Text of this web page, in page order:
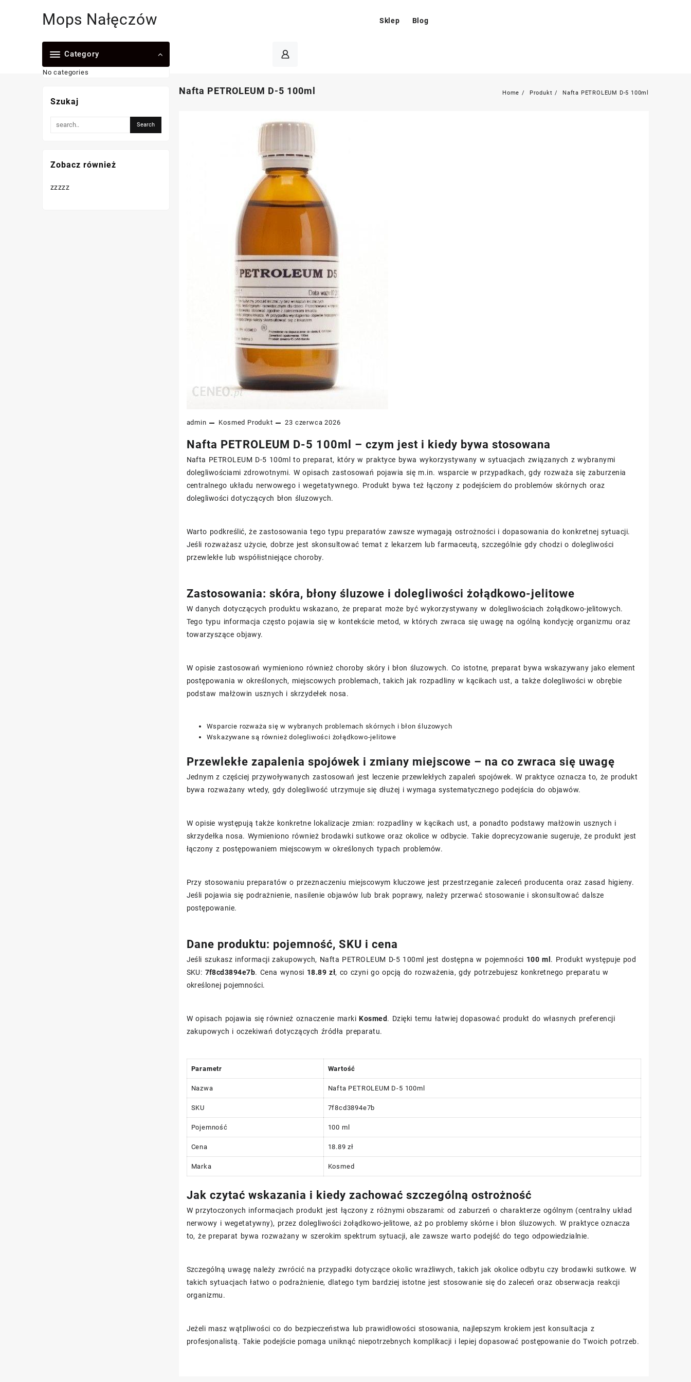
Mops Nałęczów Sklep Blog
Category
No categories
Nafta PETROLEUM D-5 100ml Home Produkt Nafta PETROLEUM D-5 100ml
admin Kosmed Produkt 23 czerwca 2026
Nafta PETROLEUM D-5 100ml – czym jest i kiedy bywa stosowana
Nafta PETROLEUM D-5 100ml to preparat, który w praktyce bywa wykorzystywany w sytuacjach związanych z wybranymi
dolegliwościami zdrowotnymi. W opisach zastosowań pojawia się m.in. wsparcie w przypadkach, gdy rozważa się zaburzenia
centralnego układu nerwowego i wegetatywnego. Produkt bywa też łączony z podejściem do problemów skórnych oraz
dolegliwości dotyczących błon śluzowych.
Warto podkreślić, że zastosowania tego typu preparatów zawsze wymagają ostrożności i dopasowania do konkretnej sytuacji.
Jeśli rozważasz użycie, dobrze jest skonsultować temat z lekarzem lub farmaceutą, szczególnie gdy chodzi o dolegliwości
przewlekłe lub współistniejące choroby.
Zastosowania: skóra, błony śluzowe i dolegliwości żołądkowo-jelitowe
W danych dotyczących produktu wskazano, że preparat może być wykorzystywany w dolegliwościach żołądkowo-jelitowych.
Tego typu informacja często pojawia się w kontekście metod, w których zwraca się uwagę na ogólną kondycję organizmu oraz
towarzyszące objawy.
W opisie zastosowań wymieniono również choroby skóry i błon śluzowych. Co istotne, preparat bywa wskazywany jako element
postępowania w określonych, miejscowych problemach, takich jak rozpadliny w kącikach ust, a także dolegliwości w obrębie
podstaw małżowin usznych i skrzydełek nosa.
Wsparcie rozważa się w wybranych problemach skórnych i błon śluzowych
Wskazywane są również dolegliwości żołądkowo-jelitowe
Przewlekłe zapalenia spojówek i zmiany miejscowe – na co zwraca się uwagę
Jednym z częściej przywoływanych zastosowań jest leczenie przewlekłych zapaleń spojówek. W praktyce oznacza to, że produkt
bywa rozważany wtedy, gdy dolegliwość utrzymuje się dłużej i wymaga systematycznego podejścia do objawów.
W opisie występują także konkretne lokalizacje zmian: rozpadliny w kącikach ust, a ponadto podstawy małżowin usznych i
skrzydełka nosa. Wymieniono również brodawki sutkowe oraz okolice w odbycie. Takie doprecyzowanie sugeruje, że produkt jest
łączony z postępowaniem miejscowym w określonych typach problemów.
Przy stosowaniu preparatów o przeznaczeniu miejscowym kluczowe jest przestrzeganie zaleceń producenta oraz zasad higieny.
Jeśli pojawia się podrażnienie, nasilenie objawów lub brak poprawy, należy przerwać stosowanie i skonsultować dalsze
postępowanie.
Dane produktu: pojemność, SKU i cena
Jeśli szukasz informacji zakupowych, Nafta PETROLEUM D-5 100ml jest dostępna w pojemności 100 ml. Produkt występuje pod
SKU: 7f8cd3894e7b. Cena wynosi 18.89 zł, co czyni go opcją do rozważenia, gdy potrzebujesz konkretnego preparatu w
określonej pojemności.
W opisach pojawia się również oznaczenie markiKosmed. Dzięki temu łatwiej dopasować produkt do własnych preferencji
zakupowych i oczekiwań dotyczących źródła preparatu.
Parametr Wartość
Nazwa Nafta PETROLEUM D-5 100ml
SKU 7f8cd3894e7b
Pojemność 100 ml
Cena 18.89 zł
Marka Kosmed
Jak czytać wskazania i kiedy zachować szczególną ostrożność
W przytoczonych informacjach produkt jest łączony z różnymi obszarami: od zaburzeń o charakterze ogólnym (centralny układ
nerwowy i wegetatywny), przez dolegliwości żołądkowo-jelitowe, aż po problemy skórne i błon śluzowych. W praktyce oznacza
to, że preparat bywa rozważany w szerokim spektrum sytuacji, ale zawsze warto podejść do tego odpowiedzialnie.
Szczególną uwagę należy zwrócić na przypadki dotyczące okolic wrażliwych, takich jak okolice odbytu czy brodawki sutkowe. W
takich sytuacjach łatwo o podrażnienie, dlatego tym bardziej istotne jest stosowanie się do zaleceń oraz obserwacja reakcji
organizmu.
Jeżeli masz wątpliwości co do bezpieczeństwa lub prawidłowości stosowania, najlepszym krokiem jest konsultacja z
profesjonalistą. Takie podejście pomaga uniknąć niepotrzebnych komplikacji i lepiej dopasować postępowanie do Twoich potrzeb.
Szukaj
Zobacz również
zzzzz